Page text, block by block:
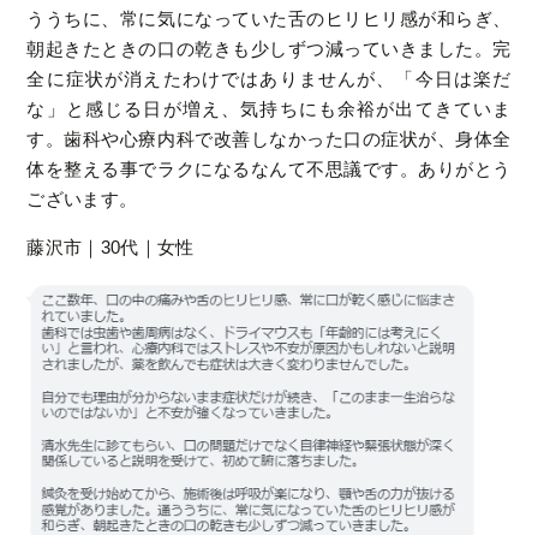
ううちに、常に気になっていた舌のヒリヒリ感が和らぎ、
朝起きたときの口の乾きも少しずつ減っていきました。完
全に症状が消えたわけではありませんが、「今日は楽だ
な」と感じる日が増え、気持ちにも余裕が出てきていま
す。歯科や心療内科で改善しなかった口の症状が、身体全
体を整える事でラクになるなんて不思議です。ありがとう
ございます。
藤沢市｜30代｜女性